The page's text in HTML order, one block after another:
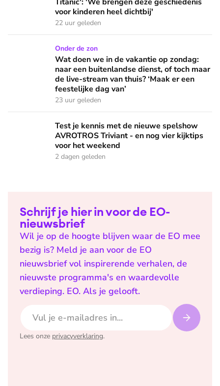
voor kinderen heel dichtbij'
22 uur geleden
Wat doen we in de vakantie op zondag: naar een
Onder de zon
Wat doen we in de vakantie op zondag:
naar een buitenlandse dienst, of toch maar
de live-stream van thuis? ‘Maak er een
feestelijke dag van’
23 uur geleden
Test je kennis met de nieuwe spelshow AVROTROS
Test je kennis met de nieuwe spelshow
AVROTROS Triviant - en nog vier kijktips
voor het weekend
2 dagen geleden
Schrijf je hier in voor de EO-
nieuwsbrief
Wil je op de hoogte blijven waar de EO mee
bezig is? Meld je aan voor de EO
nieuwsbrief vol inspirerende verhalen, de
nieuwste programma's en waardevolle
verdieping. EO. Als je gelooft.
Lees onze privacyverklaring.